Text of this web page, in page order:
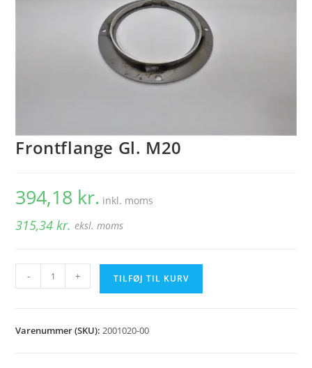
Frontflange Gl. M20
394,18 kr. inkl. moms
315,34kr. eksl. moms
Frontflange
Gl.
- + TILFØJ TIL KURV
Varenummer (SKU):2001020-00